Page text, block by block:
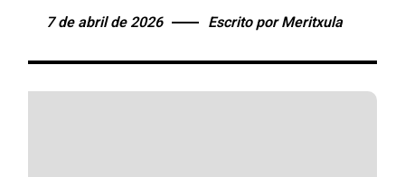
7 de abril de 2026 Escrito porMeritxula